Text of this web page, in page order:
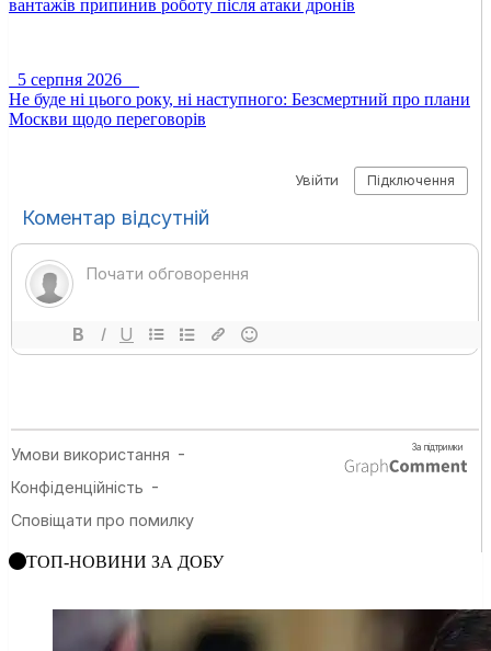
вантажів припинив роботу після атаки дронів
5 серпня 2026
Не буде ні цього року, ні наступного: Безсмертний про плани
Москви щодо переговорів
ТОП-НОВИНИ ЗА ДОБУ